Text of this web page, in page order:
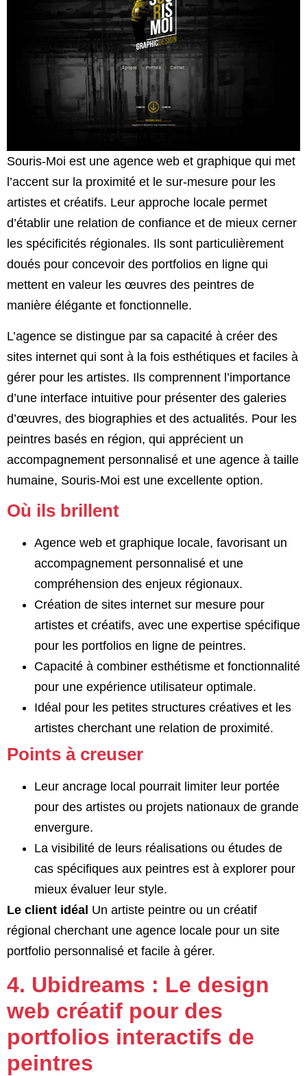
Souris-Moi est une agence web et graphique qui met
l’accent sur la proximité et le sur-mesure pour les
artistes et créatifs. Leur approche locale permet
d’établir une relation de confiance et de mieux cerner
les spécificités régionales. Ils sont particulièrement
doués pour concevoir des portfolios en ligne qui
mettent en valeur les œuvres des peintres de
manière élégante et fonctionnelle.
L’agence se distingue par sa capacité à créer des
sites internet qui sont à la fois esthétiques et faciles à
gérer pour les artistes. Ils comprennent l’importance
d’une interface intuitive pour présenter des galeries
d’œuvres, des biographies et des actualités. Pour les
peintres basés en région, qui apprécient un
accompagnement personnalisé et une agence à taille
humaine, Souris-Moi est une excellente option.
Où ils brillent
Agence web et graphique locale, favorisant un
accompagnement personnalisé et une
compréhension des enjeux régionaux.
Création de sites internet sur mesure pour
artistes et créatifs, avec une expertise spécifique
pour les portfolios en ligne de peintres.
Capacité à combiner esthétisme et fonctionnalité
pour une expérience utilisateur optimale.
Idéal pour les petites structures créatives et les
artistes cherchant une relation de proximité.
Points à creuser
Leur ancrage local pourrait limiter leur portée
pour des artistes ou projets nationaux de grande
envergure.
La visibilité de leurs réalisations ou études de
cas spécifiques aux peintres est à explorer pour
mieux évaluer leur style.
Le client idéal Un artiste peintre ou un créatif
régional cherchant une agence locale pour un site
portfolio personnalisé et facile à gérer.
4. Ubidreams : Le design
web créatif pour des
portfolios interactifs de
peintres